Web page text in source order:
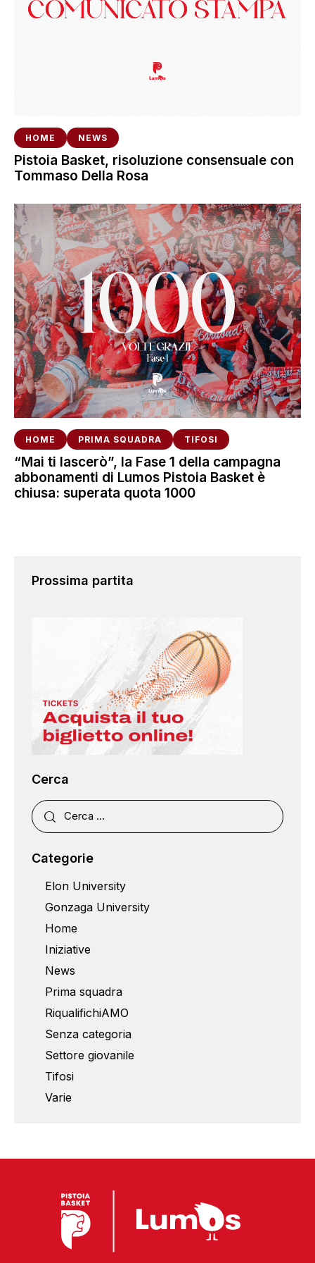
HOME NEWS
Pistoia Basket, risoluzione consensuale con
Tommaso Della Rosa
HOME PRIMA SQUADRA TIFOSI
“Mai ti lascerò”, la Fase 1 della campagna
abbonamenti di Lumos Pistoia Basket è
chiusa: superata quota 1000
Prossima partita
Cerca
Categorie
Elon University
Gonzaga University
Home
Iniziative
News
Prima squadra
RiqualifichiAMO
Senza categoria
Settore giovanile
Tifosi
Varie